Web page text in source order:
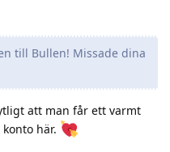
till Bullen! Missade dina
att man får ett varmt
här.